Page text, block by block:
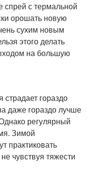
спрей с термальной
орошать новую
сухим новым
этого делать
на большую
гораздо
даже гораздо лучше
регулярный
Зимой
практиковать
чувствуя тяжести